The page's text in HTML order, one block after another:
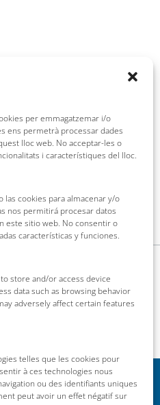
per emmagatzemar i/o
ens permetrà processar dades
lloc web. No acceptar-les o
i característiques del lloc.
cookies para almacenar y/o
nos permitirá procesar datos
este sitio web. No consentir o
características y funciones.
store and/or access device
data such as browsing behavior
adversely affect certain features
telles que les cookies pour
à ces technologies nous
ou des identifiants uniques
peut avoir un effet négatif sur